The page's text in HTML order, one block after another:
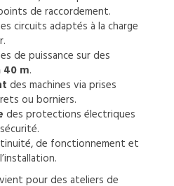
de raccordement.
circuits adaptés à la charge
de puissance sur des
40 m.
des machines via prises
ou borniers.
des protections électriques
de fonctionnement et
pour des ateliers de